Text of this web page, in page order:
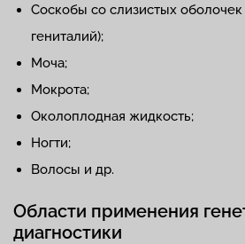
Соскобы со слизистых оболочек
гениталий);
Моча;
Мокрота;
Околоплодная жидкость;
Ногти;
Волосы и др.
Области применения
диагностики